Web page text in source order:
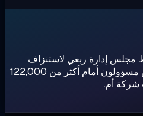
إدارة ربعي لاستنزاف
العملاء على رسوم الخروج. نحن مسؤولون أمام أكثر من 122,000
أم.